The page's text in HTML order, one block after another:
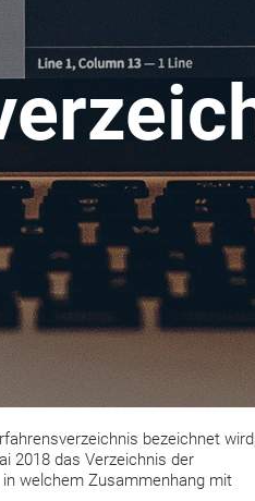
bezeichnet wird,
2018 das Verzeichnis der
welchem Zusammenhang mit